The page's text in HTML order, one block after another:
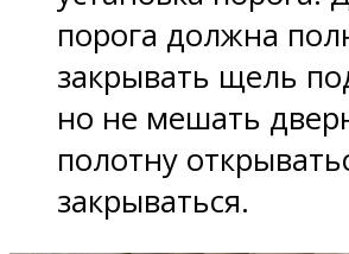
порога должна
закрывать щель
но не мешать
полотну
закрываться.